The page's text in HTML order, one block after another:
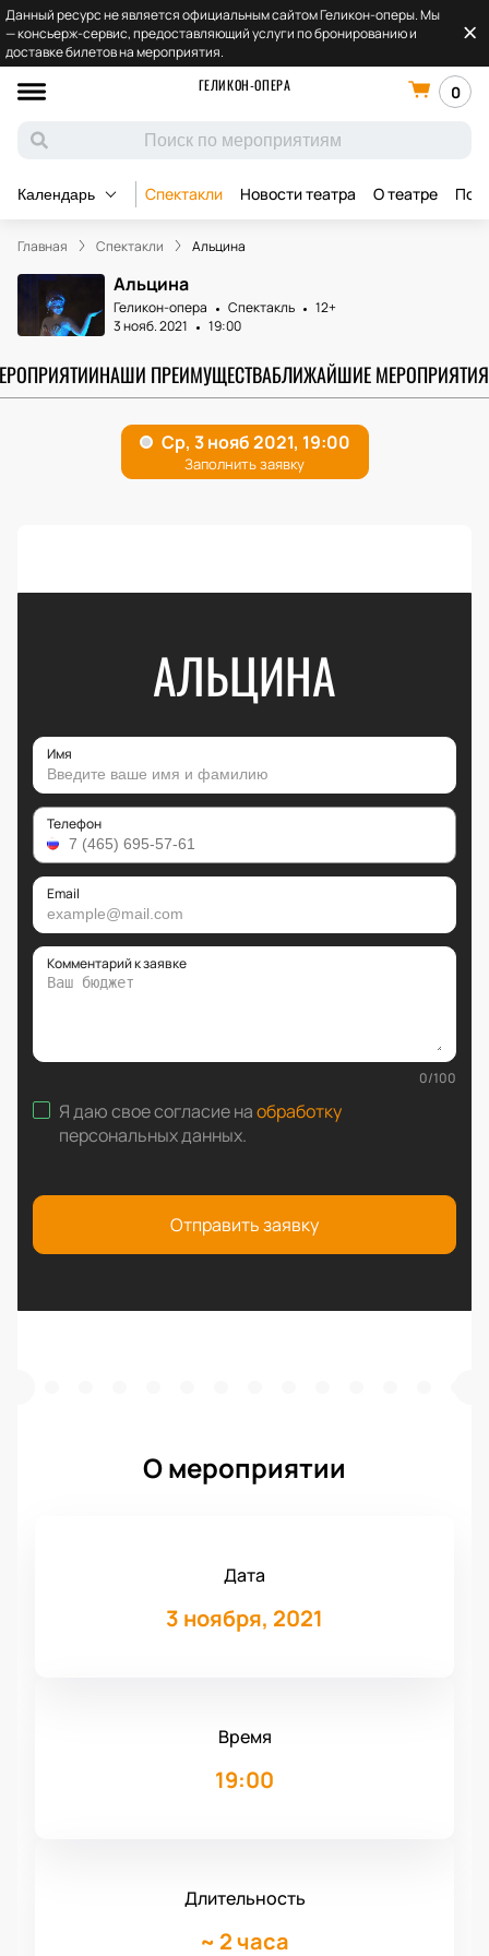
Данный ресурс не является официальным сайтом Геликон-оперы. Мы
— консьерж-сервис, предоставляющий услуги по бронированию и
доставке билетов на мероприятия.
ГЕЛИКОН-ОПЕРА
0
Календарь Спектакли Новости театра О театре
Главная Спектакли Альцина
Альцина
Геликон-опера Спектакль
12+
3 нояб. 2021
19:00
НАШИ ПРЕИМУЩЕСТВАБЛИЖАЙШИЕ МЕРОПРИЯТИЯ
АЛЬЦИНА
Имя
Телефон
Email
Комментарий к заявке
0/100
Я даю свое согласие наобработку
персональных данных.
Отправить заявку
О мероприятии
Дата
3 ноября, 2021
Время
19:00
Длительность
~ 2 часа